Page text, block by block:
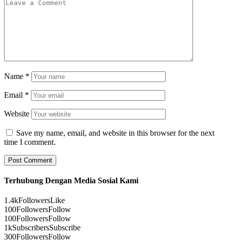
Name *
Email *
Website
Save my name, email, and website in this browser for the next
time I comment.
Terhubung Dengan Media Sosial Kami
1.4kFollowersLike
100FollowersFollow
100FollowersFollow
1kSubscribersSubscribe
300FollowersFollow